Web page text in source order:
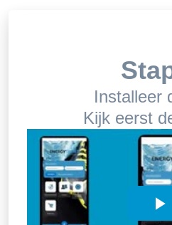
Installeer
Kijk eerst